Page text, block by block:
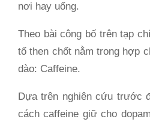
nơi hay uống.
Theo bài công bố trên tạp
tố then chốt nằm trong hợp
dào: Caffeine.
Dựa trên nghiên cứu trước
cách caffeine giữ cho